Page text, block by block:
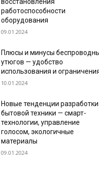
работоспособности
оборудования
09.01.2024
Плюсы и минусы
утюгов — удобство
использования и
10.01.2024
Новые тенденции разработки
бытовой техники — смарт-
технологии, управление
голосом, экологичные
материалы
09.01.2024